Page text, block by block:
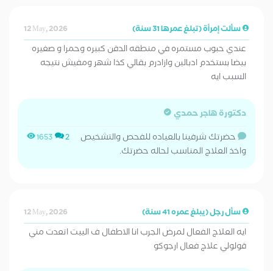
سألت إمرأة (تبلغ عمرها 31 سنة) 12 May, 2026
عندي حبوب مستمره في منطقه الدقن كبيره وحمرا و صغيره
بيضا بستخدم ادبالين وازادرم بقالي كذا شهر ومفيش نتيجه
السبب ايه
دكتورة هاجر حمدي
1653 2
حضرتك شرفينا بالعياده للفحص والتشخيص
واخذ العلاج المناسب لحاله حضرتك.
سأل رجل (يبلغ عمره 41 سنة) 12 May, 2026
ايه العلاج الفعال لمرض الجرب انا الاطفال ف الييت اتعدت مني
قولولي علاج فعال ارجوكو